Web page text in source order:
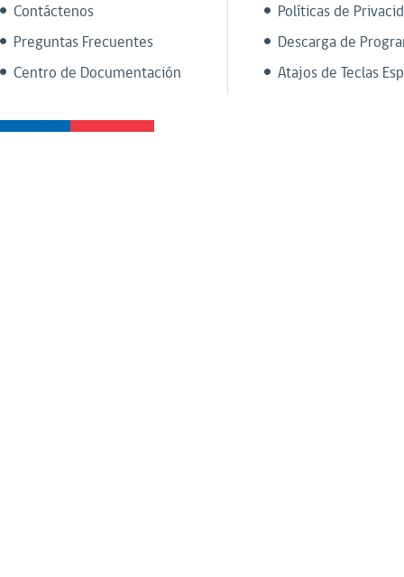
Contáctenos
Preguntas Frecuentes
Centro de Documentación
Políticas de
Descarga de
Atajos de Teclas